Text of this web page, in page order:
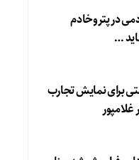
در پتروخادم
…
برای نمایش تجارب